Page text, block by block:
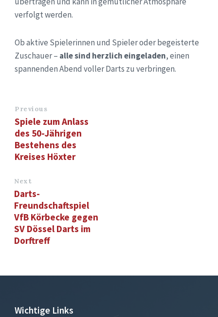
verfolgt werden.
Ob aktive Spielerinnen und Spieler oder begeisterte
Zuschauer – alle sind herzlich eingeladen, einen
spannenden Abend voller Darts zu verbringen.
Previous
Spiele zum Anlass
des 50-Jährigen
Bestehens des
Kreises Höxter
Next
Darts-
Freundschaftspiel
VfB Körbecke gegen
SV Dössel Darts im
Dorftreff
Wichtige Links